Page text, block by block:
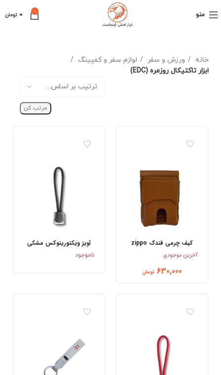
منو 0
0 تومان
خانه ورزش و سفر
لوازم سفر و کمپینگ
ابزار تاکتیکال روزمره (EDC)
مرتب کن
کیف چرمی فندک zippo
آخرین موجودی
630,000 تومان
آویز ویکتورینوکس مشکی
ناموجود